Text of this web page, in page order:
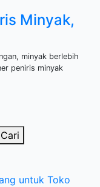
Minyak,
minyak berlebih
peniris minyak
Cari
untuk Toko